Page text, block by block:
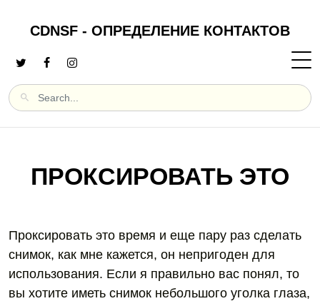
CDNSF - ОПРЕДЕЛЕНИЕ КОНТАКТОВ
ПРОКСИРОВАТЬ ЭТО
Проксировать это время и еще пару раз сделать
снимок, как мне кажется, он непригоден для
использования. Если я правильно вас понял, то
вы хотите иметь снимок небольшого уголка глаза,